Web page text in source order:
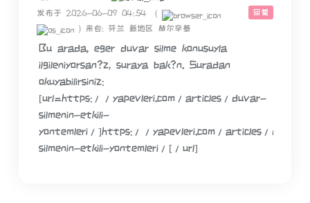
回复
发布于 2026-06-09 04:54
(
) 来自: 芬兰 新地区 赫尔辛基
Bu arada, eger duvar silme konusuyla
ilgileniyorsan?z, suraya bak?n. Suradan
okuyabilirsiniz:
[url=https://yapevleri.com/articles/duvar-
silmenin-etkili-
yontemleri/]https://yapevleri.com/articles/duvar-
silmenin-etkili-yontemleri/[/url]